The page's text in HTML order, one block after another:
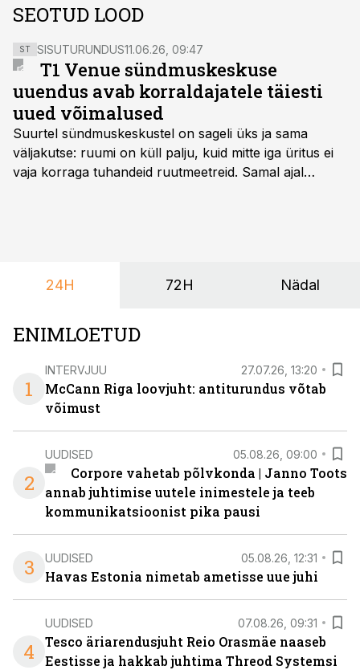
SEOTUD LOOD
ST SISUTURUNDUS11.06.26, 09:47
T1 Venue sündmuskeskuse
uuendus avab korraldajatele täiesti
uued võimalused
Suurtel sündmuskeskustel on sageli üks ja sama
väljakutse: ruumi on küll palju, kuid mitte iga üritus ei
vaja korraga tuhandeid ruutmeetreid. Samal ajal
nendele vajadustele vastanud uuendusega, mis pakub
24H 72H Nädal
ENIMLOETUD
1
INTERVJUU 27.07.26, 13:20
McCann Riga loovjuht: antiturundus võtab
võimust
2
UUDISED 05.08.26, 09:00
Corpore vahetab põlvkonda | Janno Toots
annab juhtimise uutele inimestele ja teeb
kommunikatsioonist pika pausi
3 UUDISED 05.08.26, 12:31
Havas Estonia nimetab ametisse uue juhi
4
UUDISED 07.08.26, 09:31
Tesco äriarendusjuht Reio Orasmäe naaseb
Eestisse ja hakkab juhtima Threod Systemsi